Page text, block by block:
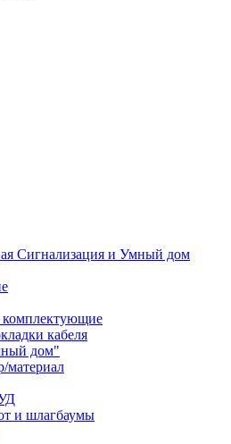
Сигнализация и Умный дом
комплектующие
кабеля
дом"
материал
и шлагбаумы